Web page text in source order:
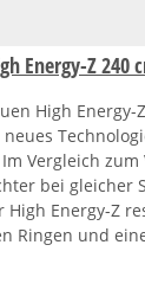
Energy-Z 240
High Energy-
Vergleich
bei gleicher
High Energy-Z
Ringen und